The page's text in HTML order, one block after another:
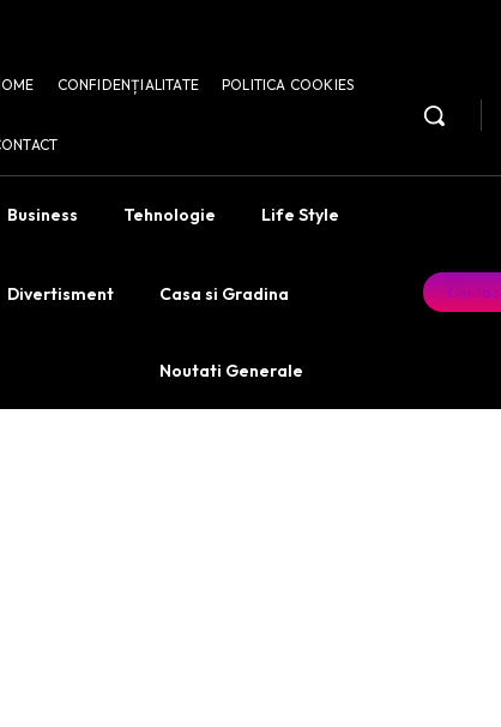
CONFIDENȚIALITATE POLITICA COOKIES
Business Tehnologie Life Style
Divertisment Casa si Gradina
Noutati Generale